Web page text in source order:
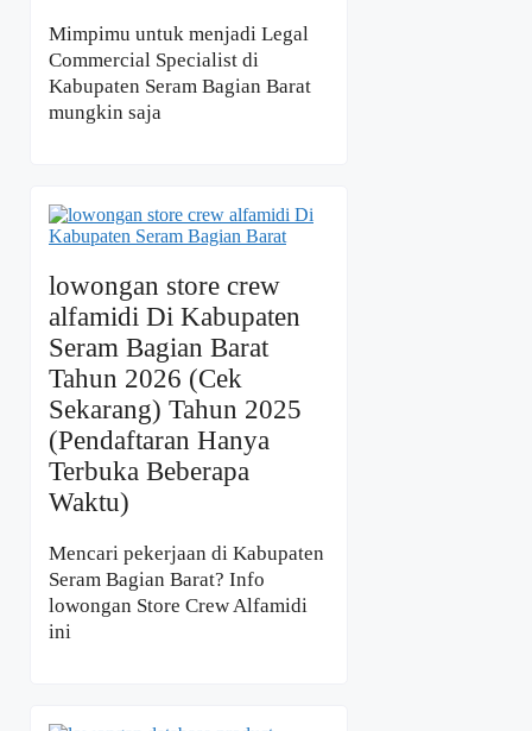
Mimpimu untuk menjadi Legal
Commercial Specialist di
Kabupaten Seram Bagian Barat
mungkin saja
lowongan store crew
alfamidi Di Kabupaten
Seram Bagian Barat
Tahun 2026 (Cek
Sekarang) Tahun 2025
(Pendaftaran Hanya
Terbuka Beberapa
Waktu)
Mencari pekerjaan di Kabupaten
Seram Bagian Barat? Info
lowongan Store Crew Alfamidi
ini